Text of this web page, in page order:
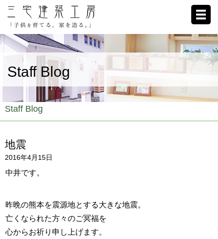
ホーム
家への想い
施工例
ブログ
スタッフ紹介
Staff Blog
Staff Blog
地震
2016年4月15日
中井です。
昨晩の熊本を震源地とする大きな地震。
亡くなられた方々のご冥福を
心からお祈り申し上げます。